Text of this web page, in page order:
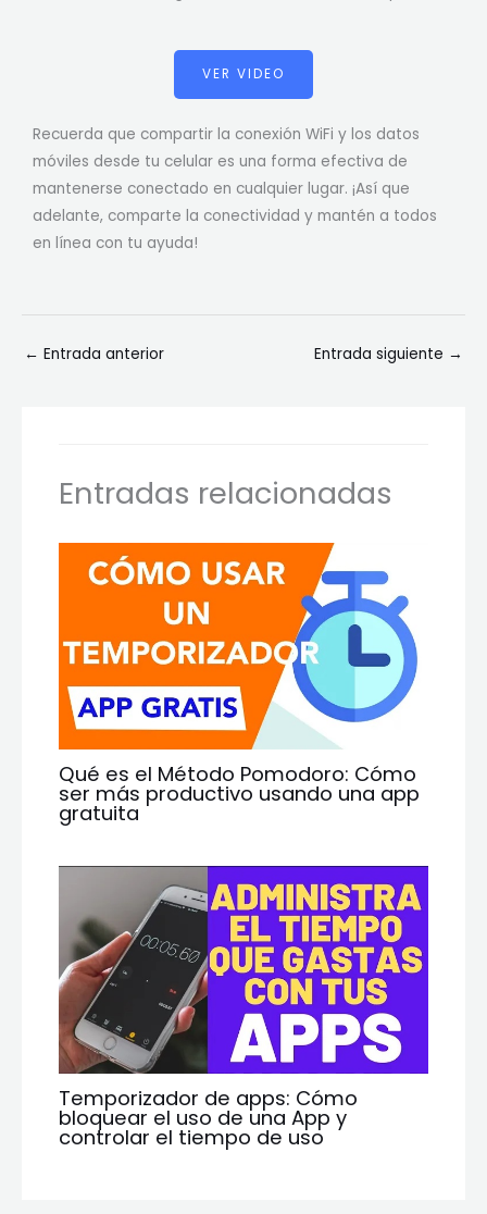
VER VIDEO
Recuerda que compartir la conexión WiFi y los datos
móviles desde tu celular es una forma efectiva de
mantenerse conectado en cualquier lugar. ¡Así que
adelante, comparte la conectividad y mantén a todos
en línea con tu ayuda!
← Entrada anterior Entrada siguiente →
Entradas relacionadas
Qué es el Método Pomodoro: Cómo
ser más productivo usando una app
gratuita
Temporizador de apps: Cómo
bloquear el uso de una App y
controlar el tiempo de uso